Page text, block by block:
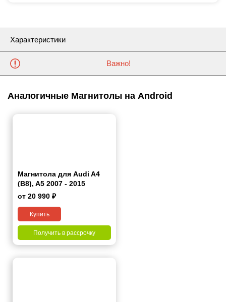
Характеристики
Важно!
Аналогичные Магнитолы на Android
Магнитола для Audi A4
(B8), A5 2007 - 2015
от 20 990 ₽
Купить
Получить в рассрочку